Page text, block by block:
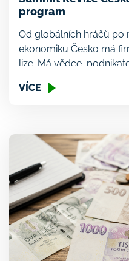
program
Od globálních hráčů po
ekonomiku Česko má
lize. Má vědce,
potkají. ReVize Česka
VÍCE